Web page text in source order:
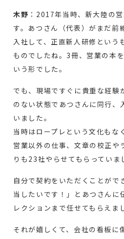
木野 ：2017年当時、新大陸の
す。あつさん（代表）がまだ前
入社して、正直新人研修という
ものでしたね。3冊、営業の本
いう形でした。
でも、現場ですぐに貴重な経験
のない状態であつさんに同行、
いました。
当時はロープレという文化もな
営業以外の仕事、文章の校正や
りも23社やらせてもらっていま
自分で契約をいただくことがで
当したいです！」とあつさんに
レクションまで任せてもらえま
それが嬉しくて、会社の看板に